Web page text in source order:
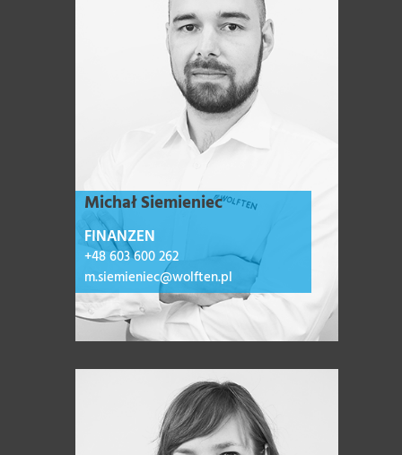
Michał Siemieniec
FINANZEN
+48 603 600 262
m.siemieniec@wolften.pl